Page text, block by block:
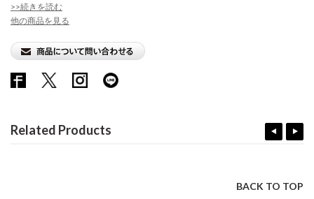
>>続きを読む
他の商品を見る
Related Products
BACK TO TOP